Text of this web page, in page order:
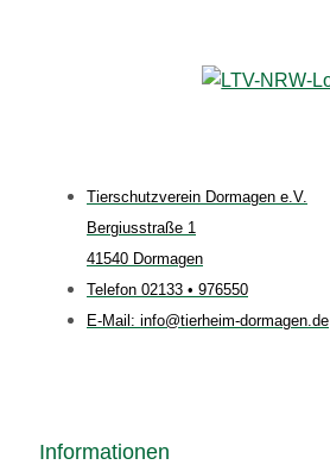
Tierschutzverein Dormagen e.V.
Bergiusstraße 1
41540 Dormagen
Telefon 02133 • 976550
E-Mail: info@tierheim-dormagen.de
Informationen